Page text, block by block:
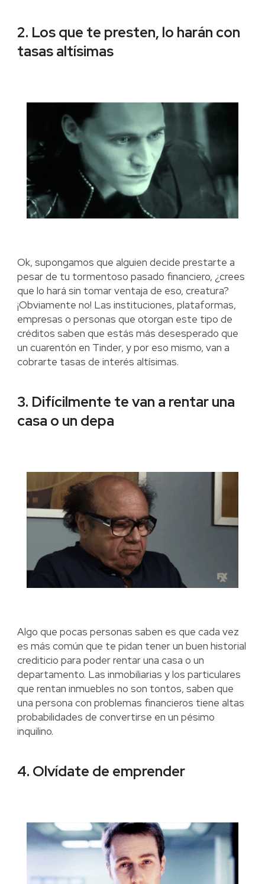
2. Los que te presten, lo harán con
tasas altísimas
Ok, supongamos que alguien decide prestarte a
pesar de tu tormentoso pasado financiero, ¿crees
que lo hará sin tomar ventaja de eso, creatura?
¡Obviamente no! Las instituciones, plataformas,
empresas o personas que otorgan este tipo de
créditos saben que estás más desesperado que
un cuarentón en Tinder, y por eso mismo, van a
cobrarte tasas de interés altísimas.
3. Difícilmente te van a rentar una
casa o un depa
Algo que pocas personas saben es que cada vez
es más común que te pidan tener un buen historial
crediticio para poder rentar una casa o un
departamento. Las inmobiliarias y los particulares
que rentan inmuebles no son tontos, saben que
una persona con problemas financieros tiene altas
probabilidades de convertirse en un pésimo
inquilino.
4. Olvídate de emprender